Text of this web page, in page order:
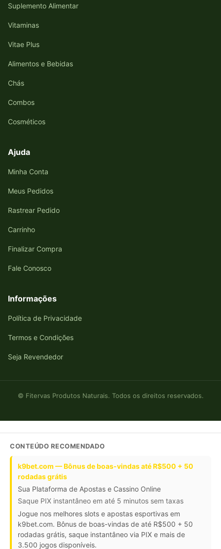
Suplemento Alimentar
Vitaminas
Vitae Plus
Alimentos e Bebidas
Chás
Combos
Cosméticos
Ajuda
Minha Conta
Meus Pedidos
Rastrear Pedido
Carrinho
Finalizar Compra
Fale Conosco
Informações
Política de Privacidade
Termos e Condições
Seja Revendedor
© Fitervas Produtos Naturais. Todos os direitos reservados.
CONTEÚDO RECOMENDADO
k9bet.com — Bônus de boas-vindas até R$500 + 50
rodadas grátis
Sua Plataforma de Apostas e Cassino Online
Saque PIX instantâneo em até 5 minutos sem taxas
Jogue nos melhores slots e apostas esportivas em
k9bet.com. Bônus de boas-vindas de até R$500 + 50
rodadas grátis, saque instantâneo via PIX e mais de
3.500 jogos disponíveis.